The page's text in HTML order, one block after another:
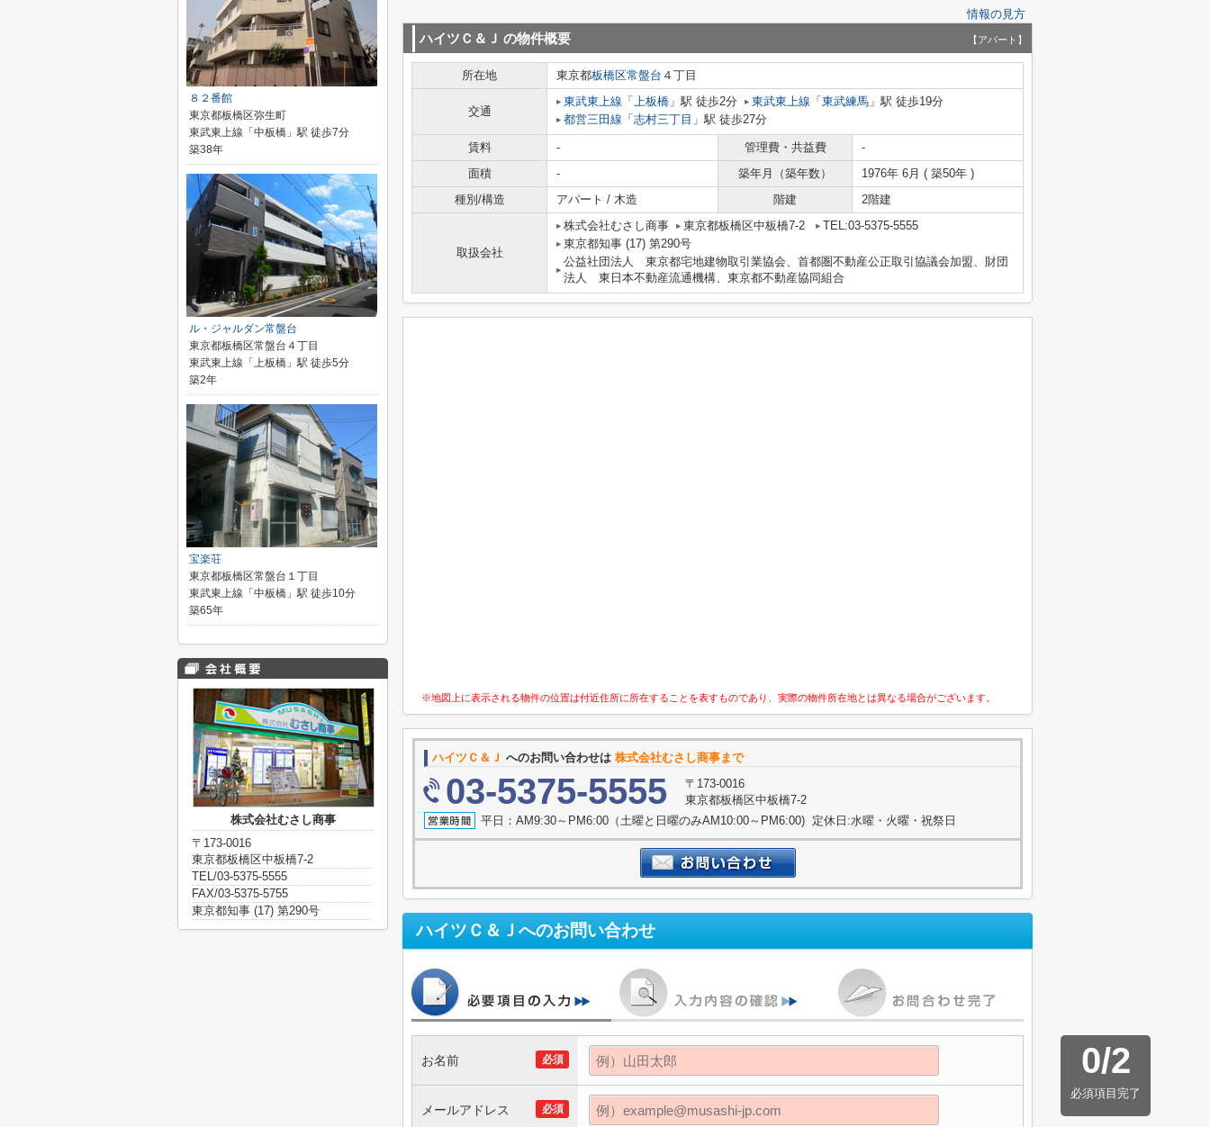
情報の見方
ハイツＣ＆Ｊ の物件概要 【アパート】
所在地 東京都板橋区常盤台 ４丁目
交通
東武東上線 「 上板橋 」駅 徒歩2分 東武東上線 「 東武練馬 」駅 徒歩19分
都営三田線 「 志村三丁目 」駅 徒歩27分
賃料 - 管理費・共益費
-
面積
- 築年月（築年数）
1976年 6月 ( 築50年 )
種別/構造
アパート / 木造 階建 2階建
取扱会社
株式会社むさし商事 東京都板橋区中板橋7-2
TEL:03-5375-5555
東京都知事 (17) 第290号
公益社団法人 東京都宅地建物取引業協会、首都圏不動産公正取引協議会加盟、財団
法人 東日本不動産流通機構、東京都不動産協同組合
※地図上に表示される物件の位置は付近住所に所在することを表すものであり、実際の物件所在地とは異なる場合がございます。
ハイツＣ＆Ｊ へのお問い合わせは 株式会社むさし商事まで
03-5375-5555
〒173-0016
東京都板橋区中板橋7-2
平日：AM9:30～PM6:00（土曜と日曜のみAM10:00～PM6:00) 定休日:水曜・火曜・祝祭日
ハイツＣ＆Ｊ へのお問い合わせ
0/2
必須項目完了
必須
お名前
必須
メールアドレス
８２番館
東京都板橋区弥生町
東武東上線「中板橋」駅 徒歩7分
築38年
ル・ジャルダン常盤台
東京都板橋区常盤台４丁目
東武東上線「上板橋」駅 徒歩5分
築2年
宝楽荘
東京都板橋区常盤台１丁目
東武東上線「中板橋」駅 徒歩10分
築65年
株式会社むさし商事
〒173-0016
東京都板橋区中板橋7-2
TEL/03-5375-5555
FAX/03-5375-5755
東京都知事 (17) 第290号